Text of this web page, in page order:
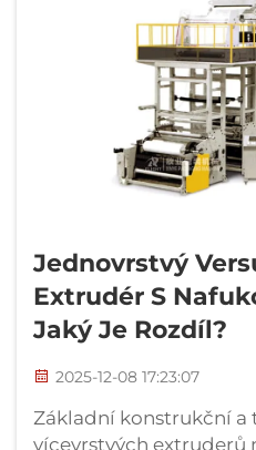
Jednovrstvý
Extrudér S
Jaký Je Rozdíl?
2025-12-08 17:23:07
Základní konstrukční a
vícevrstvých extruderů